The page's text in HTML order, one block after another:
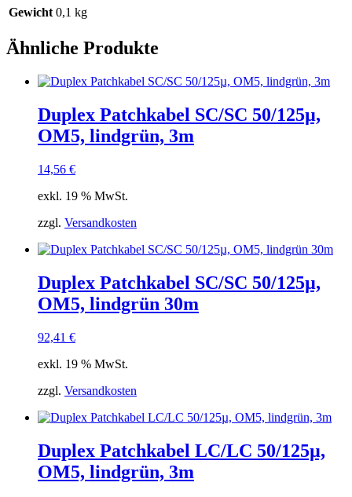
Gewicht 0,1 kg
Ähnliche Produkte
Duplex Patchkabel SC/SC 50/125µ,
OM5, lindgrün, 3m
14,56 €
exkl. 19 % MwSt.
zzgl. Versandkosten
Duplex Patchkabel SC/SC 50/125µ,
OM5, lindgrün 30m
92,41 €
exkl. 19 % MwSt.
zzgl. Versandkosten
Duplex Patchkabel LC/LC 50/125µ,
OM5, lindgrün, 3m